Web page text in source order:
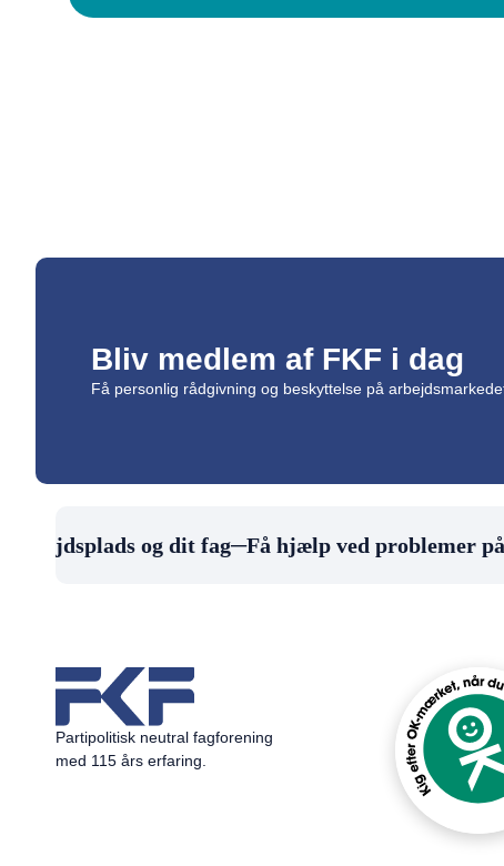
Bliv medlem af FKF i dag
Få personlig rådgivning og beskyttelse på
og dit fag─Få hjælp ved problemer på
Partipolitisk neutral fagforening
med 115 års erfaring.